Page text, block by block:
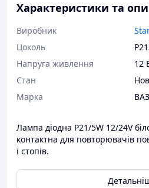
Характеристики та
Виробник
Цоколь
Напруга живлення
12
Стан
Марка
ВАЗ
Лампа діодна Р21/5W 12/24V
контактна для повторювачів
і стопів.